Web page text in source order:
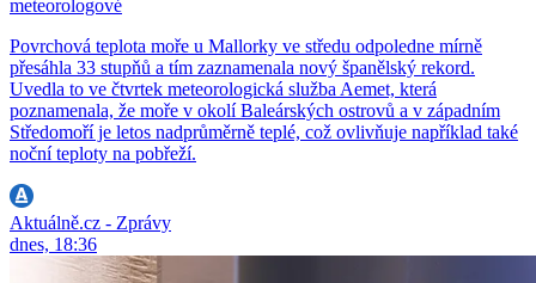
meteorologové
Povrchová teplota moře u Mallorky ve středu odpoledne mírně
přesáhla 33 stupňů a tím zaznamenala nový španělský rekord.
Uvedla to ve čtvrtek meteorologická služba Aemet, která
poznamenala, že moře v okolí Baleárských ostrovů a v západním
Středomoří je letos nadprůměrně teplé, což ovlivňuje například také
noční teploty na pobřeží.
Aktuálně.cz - Zprávy
dnes, 18:36